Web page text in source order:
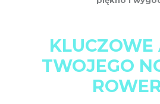
KLUCZOWE
TWOJEGO